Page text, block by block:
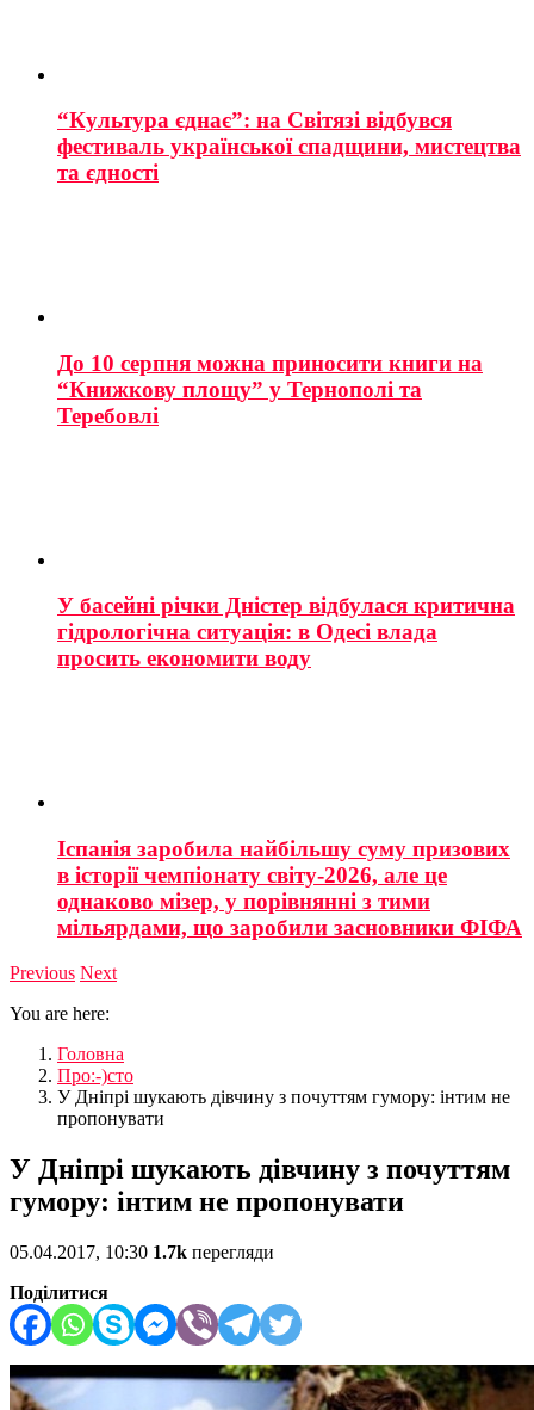
“Культура єднає”: на Світязі відбувся
фестиваль української спадщини, мистецтва
та єдності
До 10 серпня можна приносити книги на
“Книжкову площу” у Тернополі та
Теребовлі
У басейні річки Дністер відбулася критична
гідрологічна ситуація: в Одесі влада
просить економити воду
Іспанія заробила найбільшу суму призових
в історії чемпіонату світу-2026, але це
однаково мізер, у порівнянні з тими
мільярдами, що заробили засновники ФІФА
Previous Next
You are here:
Головна
Про:-)сто
У Дніпрі шукають дівчину з почуттям гумору: інтим не
пропонувати
У Дніпрі шукають дівчину з почуттям
гумору: інтим не пропонувати
05.04.2017, 10:30 1.7k перегляди
Поділитися